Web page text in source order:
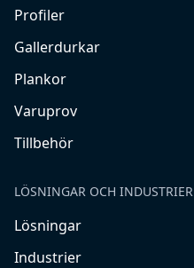
Profiler
Gallerdurkar
Plankor
Varuprov
Tillbehör
LÖSNINGAR OCH INDUSTRIER
Lösningar
Industrier